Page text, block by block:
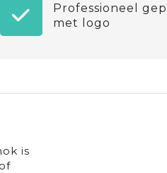
Professioneel
met logo
is